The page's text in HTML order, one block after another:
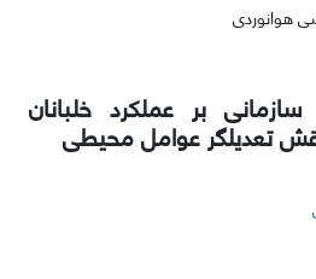
بر عملکرد خلبانان
تعدیلگر عوامل محیطی